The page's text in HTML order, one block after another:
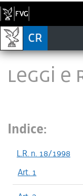
LEGGI E
Indice:
L.R. n. 18/1998
Art. 1